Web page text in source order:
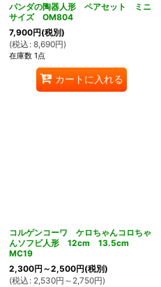
パンダの陶器人形 ペアセット ミニ
サイズ OM804
7,900円(税別)
(税込 : 8,690円)
在庫数 1点
カートに入れる
コルゲンコーワ ケロちゃんコロちゃ
んソフビ人形 12cm 13.5cm
MC19
2,300円 ～2,500円(税別)
(税込 : 2,530円 ～2,750円)